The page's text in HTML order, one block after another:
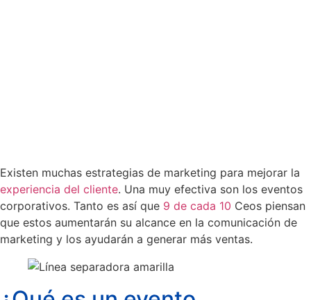
Existen muchas estrategias de marketing para mejorar la
experiencia del cliente. Una muy efectiva son los eventos
corporativos. Tanto es así que 9 de cada 10 Ceos piensan
que estos aumentarán su alcance en la comunicación de
marketing y los ayudarán a generar más ventas.